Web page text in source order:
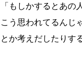
「もしかするとあの
こう思われてるんじ
とか考えだしたりす